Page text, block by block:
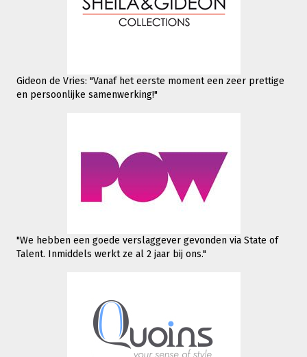
Gideon de Vries: "Vanaf het eerste moment een zeer prettige
en persoonlijke samenwerking!"
"We hebben een goede verslaggever gevonden via State of
Talent. Inmiddels werktze al 2 jaar bij ons."